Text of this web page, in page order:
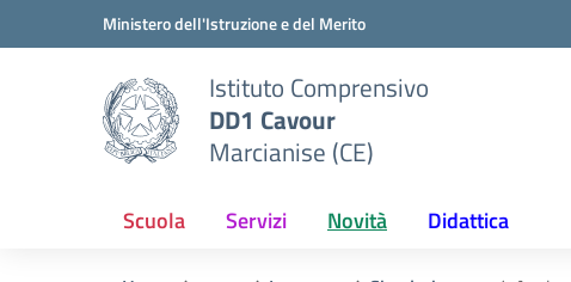
Vai ai contenuti
Vai al menu di navigazioneMinistero dell'Istruzione e del Merito
Istituto Comprensivo
DD1 Cavour
Marcianise (CE)
Scuola Servizi Novità Didattica